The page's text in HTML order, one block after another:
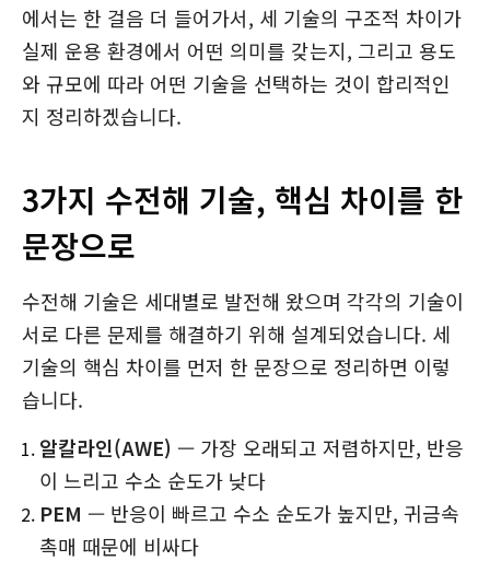
에서는 한 걸음 더 들어가서, 세 기술의 구조적 차이가
실제 운용 환경에서 어떤 의미를 갖는지, 그리고 용도
와 규모에 따라 어떤 기술을 선택하는 것이 합리적인
지 정리하겠습니다.
3가지 수전해 기술, 핵심 차이를 한
문장으로
수전해 기술은 세대별로 발전해 왔으며 각각의 기술이
서로 다른 문제를 해결하기 위해 설계되었습니다. 세
기술의 핵심 차이를 먼저 한 문장으로 정리하면 이렇
습니다.
알칼라인(AWE) — 가장 오래되고 저렴하지만, 반응
이 느리고 수소 순도가 낮다
PEM — 반응이 빠르고 수소 순도가 높지만, 귀금속
촉매 때문에 비싸다